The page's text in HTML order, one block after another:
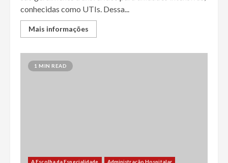
conhecidas como UTIs. Dessa...
Mais informações
1 MIN READ
A Escolha da Especialidade Administração Hospitalar